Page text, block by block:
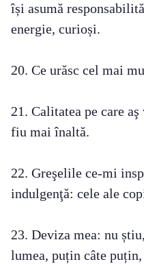
își asumă
energie, curioși.
20. Ce urăsc cel mai
21. Calitatea pe care
fiu mai înaltă.
22. Greşelile ce-mi
indulgenţă: cele ale
23. Deviza mea: nu
lumea, puțin câte